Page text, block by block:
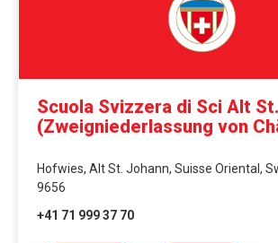
Scuola Svizzera di Sci Alt
(Zweigniederlassung von
Hofwies, Alt St. Johann, Suisse Oriental,
9656
+41 71 999 37 70